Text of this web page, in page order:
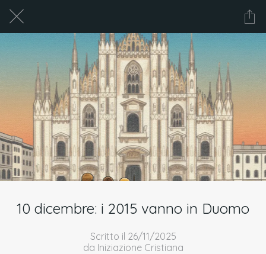
10 dicembre: i 2015 vanno in Duomo
Scritto il 26/11/2025
da Iniziazione Cristiana